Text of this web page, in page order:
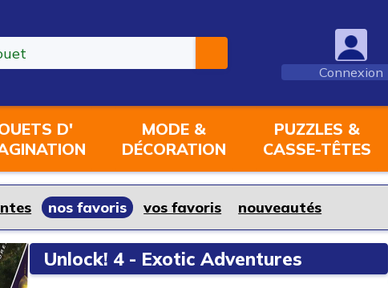
Connexion
D'
MODE &
DÉCORATION
PUZZLES &
CASSE-TÊTES
nos favoris vos favoris nouveautés
Unlock! 4 - Exotic Adventures